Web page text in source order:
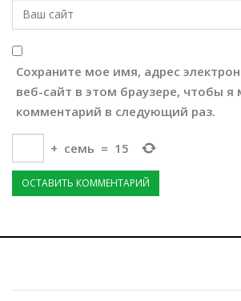
Сохраните мое имя, адрес
веб-сайт в этом браузере, чтобы я
комментарий в следующий раз.
+ семь = 15